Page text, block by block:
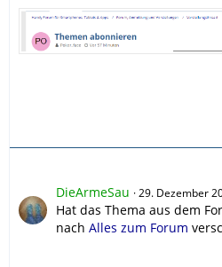
DieArmeSau 29. Dezember
Hat das Thema aus dem
nach Alles zum Forum